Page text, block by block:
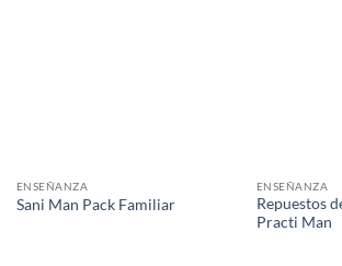
ENSEÑANZA
Sani Man Pack Familiar
ENSEÑANZA
Repuestos
Practi Man